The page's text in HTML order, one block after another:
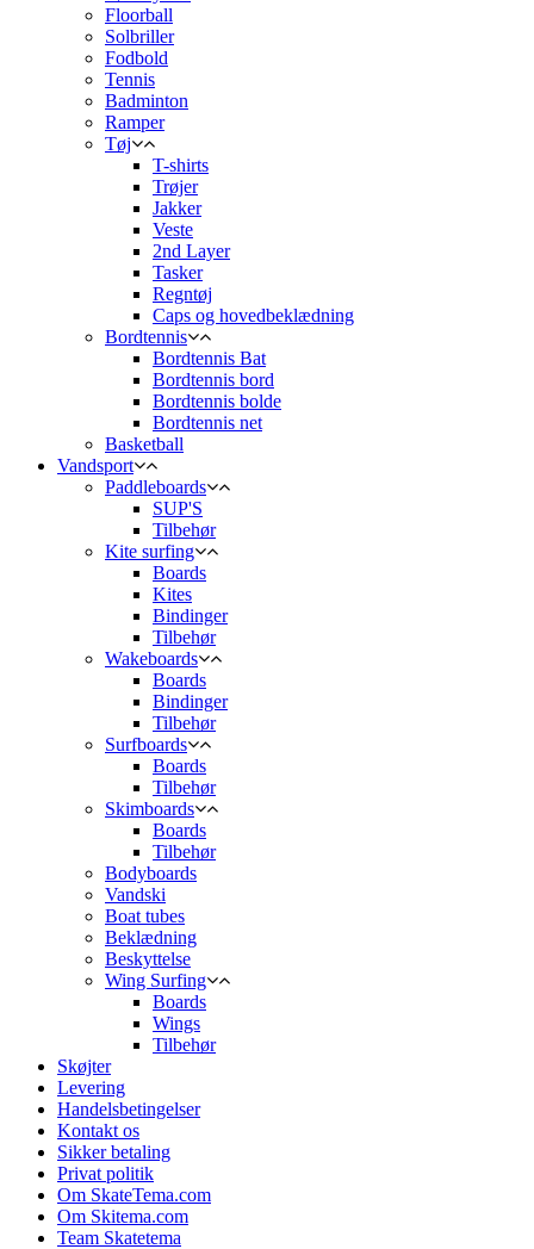
Floorball
Solbriller
Fodbold
Tennis
Badminton
Ramper
Tøj
T-shirts
Trøjer
Jakker
Veste
2nd Layer
Tasker
Regntøj
Caps og hovedbeklædning
Bordtennis
Bordtennis Bat
Bordtennis bord
Bordtennis bolde
Bordtennis net
Basketball
Vandsport
Paddleboards
SUP'S
Tilbehør
Kite surfing
Boards
Kites
Bindinger
Tilbehør
Wakeboards
Boards
Bindinger
Tilbehør
Surfboards
Boards
Tilbehør
Skimboards
Boards
Tilbehør
Bodyboards
Vandski
Boat tubes
Beklædning
Beskyttelse
Wing Surfing
Boards
Wings
Tilbehør
Skøjter
Levering
Handelsbetingelser
Kontakt os
Sikker betaling
Privat politik
Om SkateTema.com
Om Skitema.com
Team Skatetema